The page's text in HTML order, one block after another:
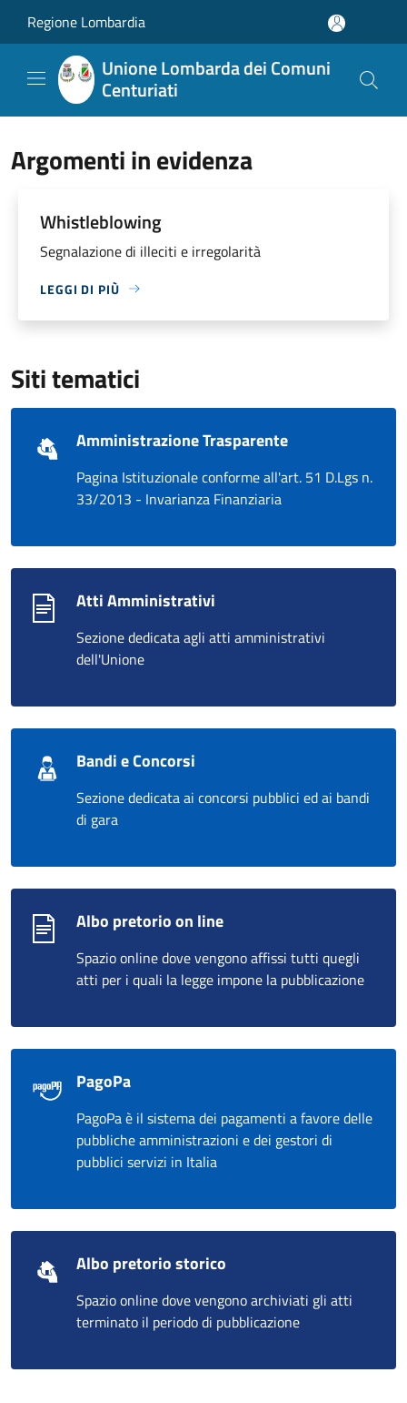
Regione Lombardia
Unione Lombarda dei Comuni
Centuriati
Argomenti in evidenza
Whistleblowing
Segnalazione di illeciti e irregolarità
LEGGI DI PIÙ
Siti tematici
Amministrazione Trasparente
Pagina Istituzionale conforme all'art. 51 D.Lgs n.
33/2013 - Invarianza Finanziaria
Atti Amministrativi
Sezione dedicata agli atti amministrativi
dell'Unione
Bandi e Concorsi
Sezione dedicata ai concorsi pubblici ed ai bandi
di gara
Albo pretorio on line
Spazio online dove vengono affissi tutti quegli
atti per i quali la legge impone la pubblicazione
PagoPa
PagoPa è il sistema dei pagamenti a favore delle
pubbliche amministrazioni e dei gestori di
pubblici servizi in Italia
Albo pretorio storico
Spazio online dove vengono archiviati gli atti
terminato il periodo di pubblicazione